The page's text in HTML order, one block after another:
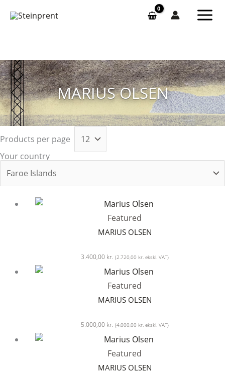
MARIUS OLSEN
Products per page
Your country
Featured
MARIUS OLSEN
3.400,00 kr. (2.720,00 kr.ekskl. VAT)
Featured
MARIUS OLSEN
5.000,00 kr. (4.000,00 kr.ekskl. VAT)
Featured
MARIUS OLSEN